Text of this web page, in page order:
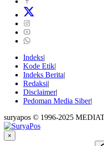
Indeks
Kode Etik
Indeks Berita
Redaksi
Disclaimer
Pedoman Media Siber
suryapos © 1996-2025
×